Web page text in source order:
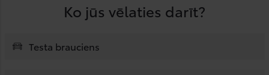
Ko jūs vēlaties darīt?
Testa brauciens